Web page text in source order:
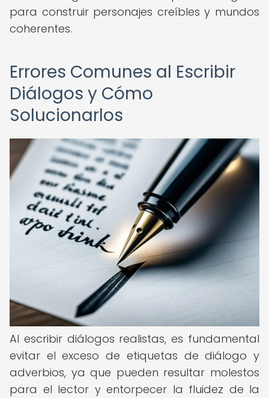
para construir personajes creíbles y mundos
coherentes.
Errores Comunes al Escribir
Diálogos y Cómo
Solucionarlos
Al escribir diálogos realistas, es fundamental
evitar el exceso de etiquetas de diálogo y
adverbios, ya que pueden resultar molestos
para el lector y entorpecer la fluidez de la